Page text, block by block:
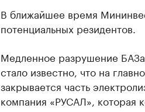
В ближайшее время
потенциальных резидентов.
Медленное разрушение БАЗа
стало известно, что на
закрывается часть
компания «РУСАЛ», которая